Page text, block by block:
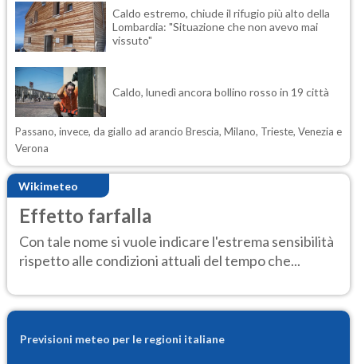
Caldo estremo, chiude il rifugio più alto della
Lombardia: "Situazione che non avevo mai
vissuto"
Caldo, lunedì ancora bollino rosso in 19 città
Passano, invece, da giallo ad arancio Brescia, Milano, Trieste, Venezia e
Verona
Wikimeteo
Effetto farfalla
Con tale nome si vuole indicare l'estrema sensibilità
rispetto alle condizioni attuali del tempo che...
Previsioni meteo per le regioni italiane